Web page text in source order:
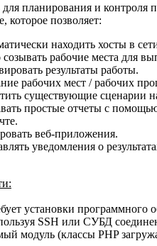
планирования и контроля
которое позволяет:
находить хосты в
созывать рабочие места для
результаты работы.
рабочих мест / рабочих
существующие сценарии
простые отчеты с
веб-приложения.
уведомления о
установки программного
SSH или СУБД
модуль (классы PHP